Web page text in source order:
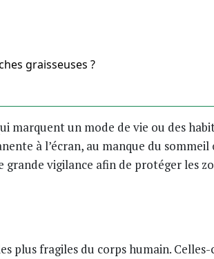
graisseuses ?
un mode de vie ou des
à l’écran, au manque du sommeil
vigilance afin de protéger les
plus fragiles du corps humain.